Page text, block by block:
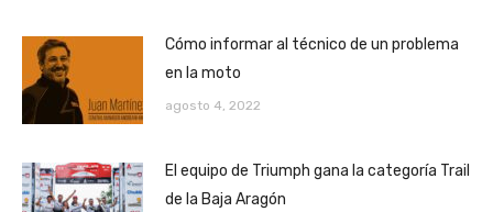
Cómo informar al técnico de un problema
en la moto
agosto 4, 2022
El equipo de Triumph gana la categoría Trail
de la Baja Aragón